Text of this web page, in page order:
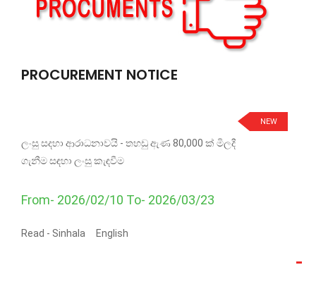
PROCUREMENT NOTICE
NEW
ලංසු සදහා ආරාධනාවයි - තහඩු ඇණ 80,000 ක් මිලදී
ගැනීම සඳහා ලංසු කැඳවීම
From- 2026/02/10 To- 2026/03/23
Read - Sinhala English